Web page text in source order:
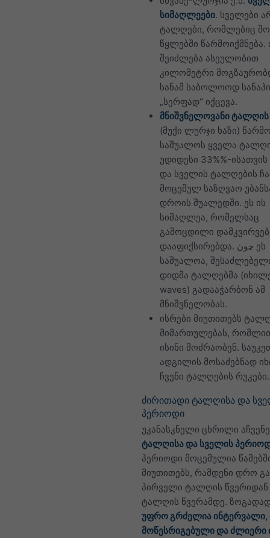
სიმაღლეები. სველები
ტალღები, რომლებიც
წყლებში წარმოიქმნება.
შეიძლება ასეულობით
კილომეტრი
სანამ საბოლოოდ
„სერფად“ იქცევა.
მნიშვნელოვანი ტალღის
(მუქი ლურჯი ხაზი)
საშუალოს ყველა
უდიდესი 33%%-ისათვის
და სველის ტალღების
მოცემულ საზღვაო
დროის შუალედში. ეს ის
სიმაღლეა, რომელსაც
გამოცდილი
დააფიქსირებდა. چون ეს
საშუალოა,
დიდმა ტალღებმა
waves) გადააჭარბონ ამ
მნიშვნელობას.
ისრები მიუთითებს
მიმართულებას,
ისინი მოძრაობენ.
ადგილის მოსაძებნად
ჩვენი ტალღების რუკები.
ძირითადი ტალღისა და
პერიოდი
უკანასკნელი ცხრილი
ტალღისა და სველის
პერიოდი მოცემულია
მიუთითებს, რამდენი დრო
პირველი ტალღის
ტალღის წვერამდე.
უფრო გრძელია
მოწესრიგებული და ძლიერი